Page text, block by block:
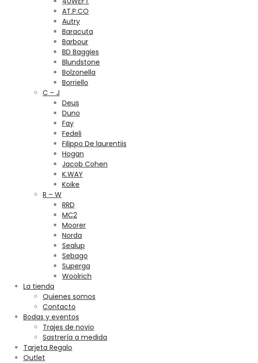
AT.P.CO
Autry
Baracuta
Barbour
BD Baggies
Blundstone
Bolzonella
Borriello
C – J
Deus
Duno
Fay
Fedeli
Filippo De laurentiis
Hogan
Jacob Cohen
K.WAY
Koike
R – W
RRD
MC2
Moorer
Norda
Sealup
Sebago
Superga
Woolrich
La tienda
Quienes somos
Contacto
Bodas y eventos
Trajes de novio
Sastrería a medida
Tarjeta Regalo
Outlet